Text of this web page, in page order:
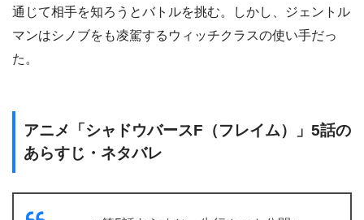
通じて相手を知ろうとバトルを挑む。しかし、ジェントル
マンはシノブをも凌駕するウィッチクラスの使い手だっ
た。
アニメ「シャドウバースF（フレイム）」5話の
あらすじ・ネタバレ